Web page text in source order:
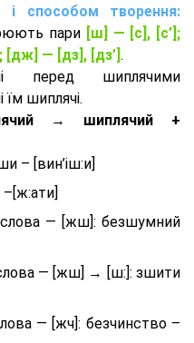
і способом творення:
пари [ш] — [c], [с’];
[дж] — [дз], [дз’] .
перед шиплячими
шиплячі.
→ шиплячий +
– [вин’іш:и]
— [жш]: безшумний
— [жш] → [ш:]: зшити
— [жч]: безчинство –